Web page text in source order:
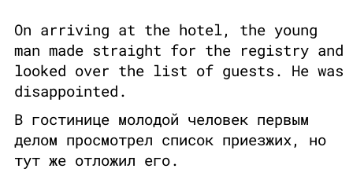
On arriving at the hotel, the young
man made straight for the registry and
looked over the list of guests. He was
disappointed.
В гостинице молодой человек первым
делом просмотрел список приезжих, но
тут же отложил его.